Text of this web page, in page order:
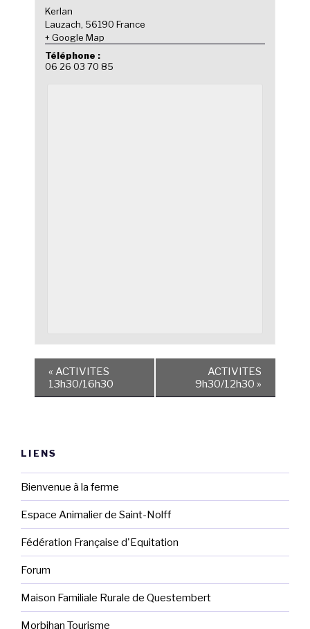
Kerlan
Lauzach, 56190 France
+ Google Map
Téléphone :
06 26 03 70 85
« ACTIVITES
13h30/16h30
ACTIVITES
9h30/12h30 »
LIENS
Bienvenue à la ferme
Espace Animalier de Saint-Nolff
Fédération Française d'Equitation
Forum
Maison Familiale Rurale de Questembert
Morbihan Tourisme